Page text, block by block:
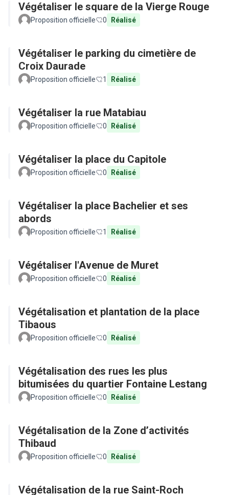
Végétaliser le square de la Vierge Rouge
Proposition officielle 0 Réalisé
Végétaliser le parking du cimetière de
Croix Daurade
Proposition officielle 1 Réalisé
Végétaliser la rue Matabiau
Proposition officielle 0 Réalisé
Végétaliser la place du Capitole
Proposition officielle 0 Réalisé
Végétaliser la place Bachelier et ses
abords
Proposition officielle 1 Réalisé
Végétaliser l'Avenue de Muret
Proposition officielle 0 Réalisé
Végétalisation et plantation de la place
Tibaous
Proposition officielle 0 Réalisé
Végétalisation des rues les plus
bitumisées du quartier Fontaine Lestang
Proposition officielle 0 Réalisé
Végétalisation de la Zone d’activités
Thibaud
Proposition officielle 0 Réalisé
Végétalisation de la rue Saint-Roch